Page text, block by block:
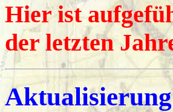
Hier ist
der letzten